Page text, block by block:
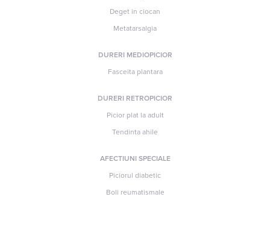
Deget in ciocan
Metatarsalgia
DURERI MEDIOPICIOR
Fasceita plantara
DURERI RETROPICIOR
Picior plat la adult
Tendinta ahile
AFECTIUNI SPECIALE
Piciorul diabetic
Boli reumatismale